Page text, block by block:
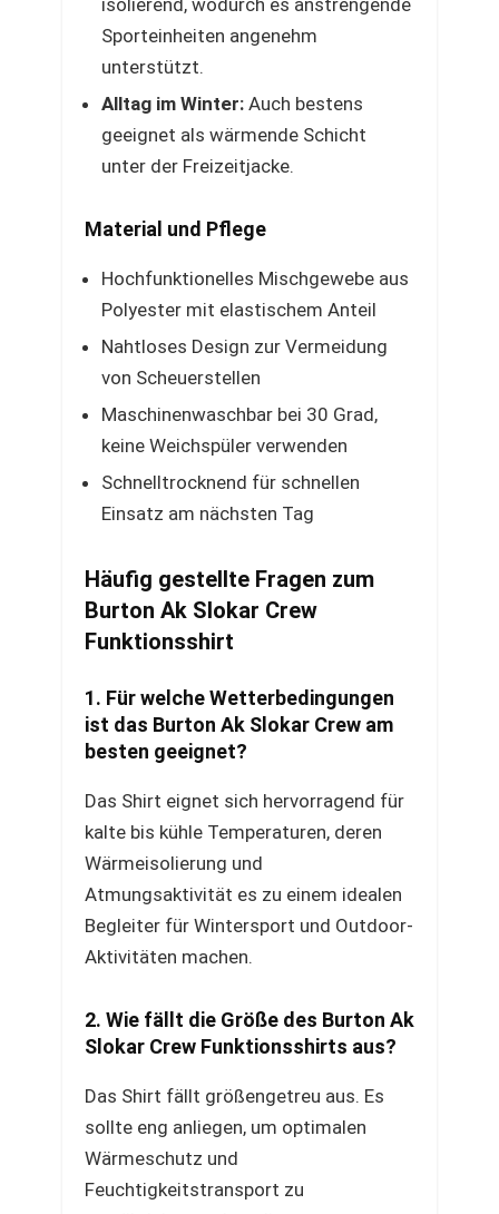
isolierend, wodurch es anstrengende
Sporteinheiten angenehm
unterstützt.
Alltag im Winter: Auch bestens
geeignet als wärmende Schicht
unter der Freizeitjacke.
Material und Pflege
Hochfunktionelles Mischgewebe aus
Polyester mit elastischem Anteil
Nahtloses Design zur Vermeidung
von Scheuerstellen
Maschinenwaschbar bei 30 Grad,
keine Weichspüler verwenden
Schnelltrocknend für schnellen
Einsatz am nächsten Tag
Häufig gestellte Fragen zum
Burton Ak Slokar Crew
Funktionsshirt
1. Für welche Wetterbedingungen
ist das Burton Ak Slokar Crew am
besten geeignet?
Das Shirt eignet sich hervorragend für
kalte bis kühle Temperaturen, deren
Wärmeisolierung und
Atmungsaktivität es zu einem idealen
Begleiter für Wintersport und Outdoor-
Aktivitäten machen.
2. Wie fällt die Größe des Burton Ak
Slokar Crew Funktionsshirts aus?
Das Shirt fällt größengetreu aus. Es
sollte eng anliegen, um optimalen
Wärmeschutz und
Feuchtigkeitstransport zu